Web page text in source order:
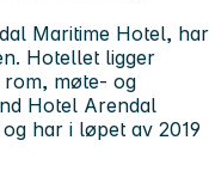
Maritime Hotel, har
Hotellet ligger
møte- og
Hotel Arendal
har i løpet av 2019